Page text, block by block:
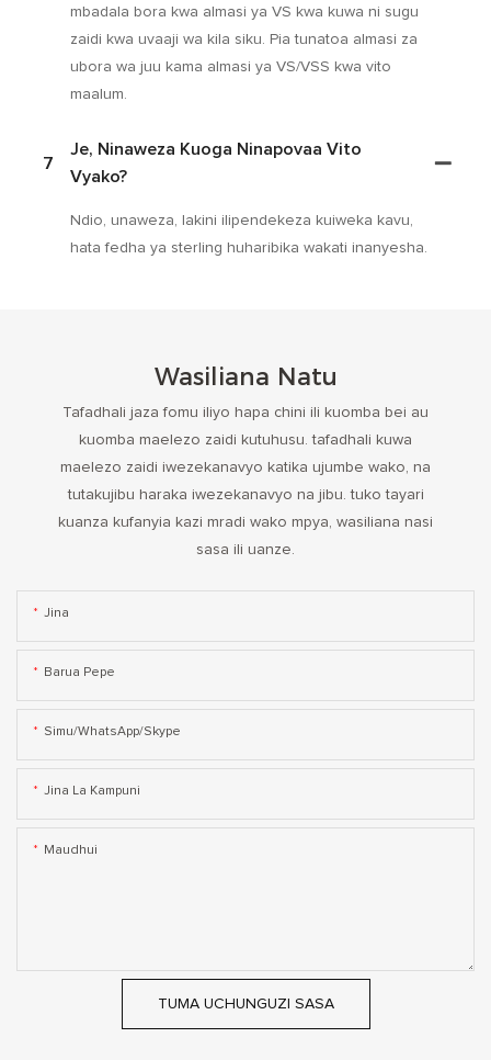
mbadala bora kwa almasi ya VS kwa kuwa ni sugu
zaidi kwa uvaaji wa kila siku. Pia tunatoa almasi za
ubora wa juu kama almasi ya VS/VSS kwa vito
maalum.
7
Je, Ninaweza Kuoga Ninapovaa Vito
Vyako?
Ndio, unaweza, lakini ilipendekeza kuiweka kavu,
hata fedha ya sterling huharibika wakati inanyesha.
Wasiliana Natu
Tafadhali jaza fomu iliyo hapa chini ili kuomba bei au
kuomba maelezo zaidi kutuhusu. tafadhali kuwa
maelezo zaidi iwezekanavyo katika ujumbe wako, na
tutakujibu haraka iwezekanavyo na jibu. tuko tayari
kuanza kufanyia kazi mradi wako mpya, wasiliana nasi
sasa ili uanze.
Jina
Barua Pepe
Simu/WhatsApp/Skype
Jina La Kampuni
Maudhui
TUMA UCHUNGUZI SASA